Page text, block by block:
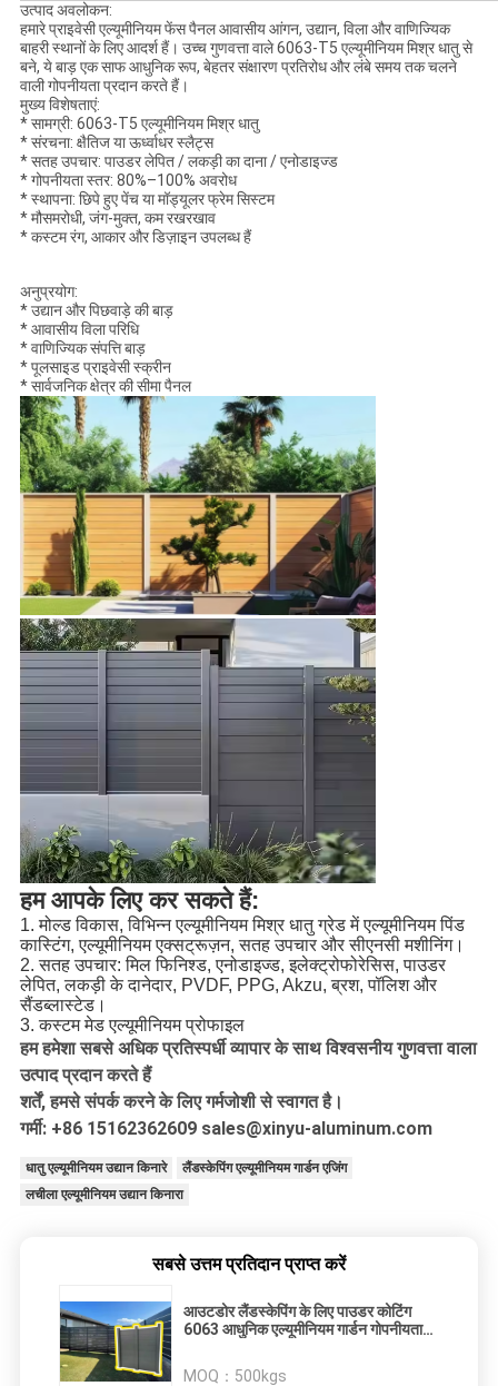
उत्पाद अवलोकन:
हमारे प्राइवेसी एल्यूमीनियम फेंस पैनल आवासीय आंगन, उद्यान, विला और वाणिज्यिक
बाहरी स्थानों के लिए आदर्श हैं। उच्च गुणवत्ता वाले 6063-T5 एल्यूमीनियम मिश्र धातु से
बने, ये बाड़ एक साफ आधुनिक रूप, बेहतर संक्षारण प्रतिरोध और लंबे समय तक चलने
वाली गोपनीयता प्रदान करते हैं।
मुख्य विशेषताएं:
* सामग्री: 6063-T5 एल्यूमीनियम मिश्र धातु
* संरचना: क्षैतिज या ऊर्ध्वाधर स्लैट्स
* सतह उपचार: पाउडर लेपित / लकड़ी का दाना / एनोडाइज्ड
* गोपनीयता स्तर: 80%–100% अवरोध
* स्थापना: छिपे हुए पेंच या मॉड्यूलर फ्रेम सिस्टम
* मौसमरोधी, जंग-मुक्त, कम रखरखाव
* कस्टम रंग, आकार और डिज़ाइन उपलब्ध हैं
अनुप्रयोग:
* उद्यान और पिछवाड़े की बाड़
* आवासीय विला परिधि
* वाणिज्यिक संपत्ति बाड़
* पूलसाइड प्राइवेसी स्क्रीन
* सार्वजनिक क्षेत्र की सीमा पैनल
हम आपके लिए कर सकते हैं:
1. मोल्ड विकास, विभिन्न एल्यूमीनियम मिश्र धातु ग्रेड में एल्यूमीनियम पिंड
कास्टिंग, एल्यूमीनियम एक्सट्रूज़न, सतह उपचार और सीएनसी मशीनिंग।
2. सतह उपचार: मिल फिनिश्ड, एनोडाइज्ड, इलेक्ट्रोफोरेसिस, पाउडर
लेपित, लकड़ी के दानेदार, PVDF, PPG, Akzu, ब्रश, पॉलिश और
सैंडब्लास्टेड।
3. कस्टम मेड एल्यूमीनियम प्रोफाइल
हम हमेशा सबसे अधिक प्रतिस्पर्धी व्यापार के साथ विश्वसनीय गुणवत्ता वाला
उत्पाद प्रदान करते हैं
शर्तें, हमसे संपर्क करने के लिए गर्मजोशी से स्वागत है।
गर्मी: +86 15162362609 sales@xinyu-aluminum.com
धातु एल्यूमीनियम उद्यान किनारे
लैंडस्केपिंग एल्यूमीनियम गार्डन एजिंग
लचीला एल्यूमीनियम उद्यान किनारा
सबसे उत्तम प्रतिदान प्राप्त करें
आउटडोर लैंडस्केपिंग के लिए पाउडर कोटिंग
6063 आधुनिक एल्यूमीनियम गार्डन गोपनीयता
MOQ： 500kgs